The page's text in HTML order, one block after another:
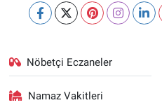
Nöbetçi Eczaneler
Namaz Vakitleri